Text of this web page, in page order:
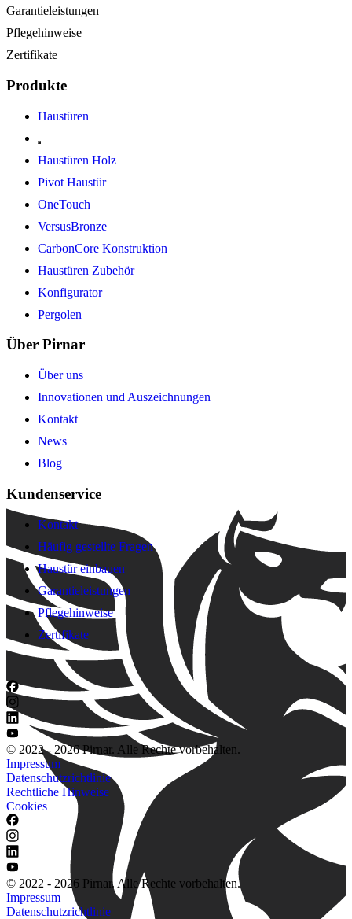
Garantieleistungen
Pflegehinweise
Zertifikate
Produkte
Haustüren
Haustüren Holz
Pivot Haustür
OneTouch
VersusBronze
CarbonCore Konstruktion
Haustüren Zubehör
Konfigurator
Pergolen
Über Pirnar
Über uns
Innovationen und Auszeichnungen
Kontakt
News
Blog
Kundenservice
Kontakt
Häufig gestellte Fragen
Haustür einbauen
Garantieleistungen
Pflegehinweise
Zertifikate
© 2022 - 2026 Pirnar. Alle Rechte vorbehalten.
Impressum
Datenschutzrichtlinie
Rechtliche Hinweise
Cookies
© 2022 - 2026 Pirnar. Alle Rechte vorbehalten.
Impressum
Datenschutzrichtlinie